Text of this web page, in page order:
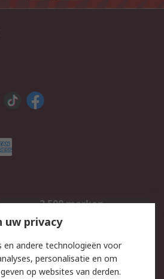
2.500 merken
Inkoopoplossingen
uw privacy
en andere technologieën voor
personalisatie en om
op websites van derden.